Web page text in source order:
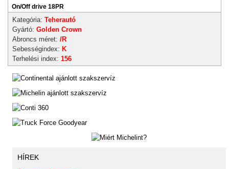
On/Off drive 18PR
Kategória: Teherautó
Gyártó: Golden Crown
Abroncs méret: /R
Sebességindex: K
Terhelési index: 156
HÍREK